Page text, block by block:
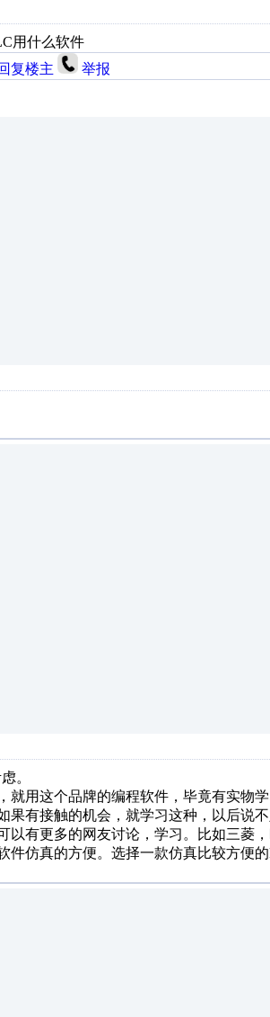
用什么软件
复楼主 举报
。
就用这个品牌的编程软件，毕竟有实物学
果有接触的机会，就学习这种，以后说不
以有更多的网友讨论，学习。比如三菱，
件仿真的方便。选择一款仿真比较方便